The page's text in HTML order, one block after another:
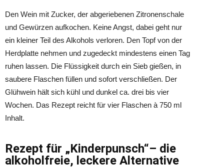
Den Wein mit Zucker, der abgeriebenen Zitronenschale
und Gewürzen aufkochen. Keine Angst, dabei geht nur
ein kleiner Teil des Alkohols verloren. Den Topf von der
Herdplatte nehmen und zugedeckt mindestens einen Tag
ruhen lassen. Die Flüssigkeit durch ein Sieb gießen, in
saubere Flaschen füllen und sofort verschließen. Der
Glühwein hält sich kühl und dunkel ca. drei bis vier
Wochen. Das Rezept reicht für vier Flaschen à 750 ml
Inhalt.
Rezept für „Kinderpunsch“– die
alkoholfreie, leckere Alternative